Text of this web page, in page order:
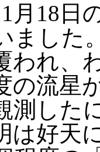
18日
ました
われ、
の流星
測した
は好天